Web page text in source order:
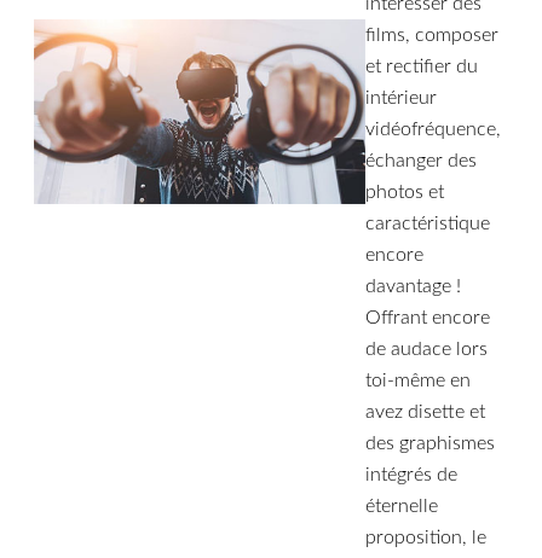
intéresser des
films, composer
et rectifier du
intérieur
vidéofréquence,
échanger des
photos et
caractéristique
encore
davantage !
Offrant encore
de audace lors
toi-même en
avez disette et
des graphismes
intégrés de
éternelle
proposition, le